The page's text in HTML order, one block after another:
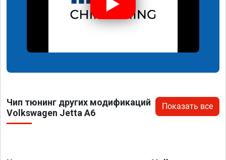
Чип тюнинг других модификаций
Volkswagen Jetta A6
Показать все